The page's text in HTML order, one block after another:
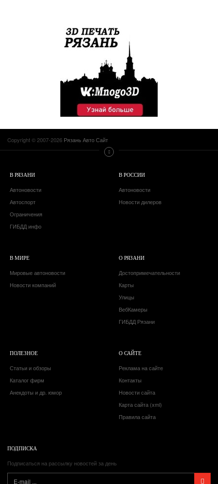
Copyright © 2007-2026 Рязань Авто Сайт
В РЯЗАНИ
Автоновости
Автоспорт
Ограничения
ГИБДД инфо
В РОССИИ
Автоновости
Новости дилеров
В МИРЕ
Мировые автоновости
Новости компаний
О РЯЗАНИ
Достопримечательности
Карты
Улицы
ВебКамеры
ГИБДД Рязани
ПОЛЕЗНОЕ
Статьи и обзоры
Каталог фирм
Анекдоты и др. юмор
О САЙТЕ
Реклама на сайте
Контакты
Новости сайта
Карта сайта (xml)
Правила сайта
ПОДПИСКА
Подписаться на рассылку новостей за день